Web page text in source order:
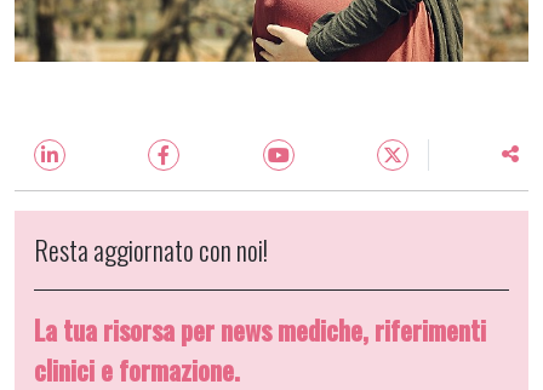
Resta aggiornato con noi!
La tua risorsa per news mediche, riferimenti
clinici e formazione.